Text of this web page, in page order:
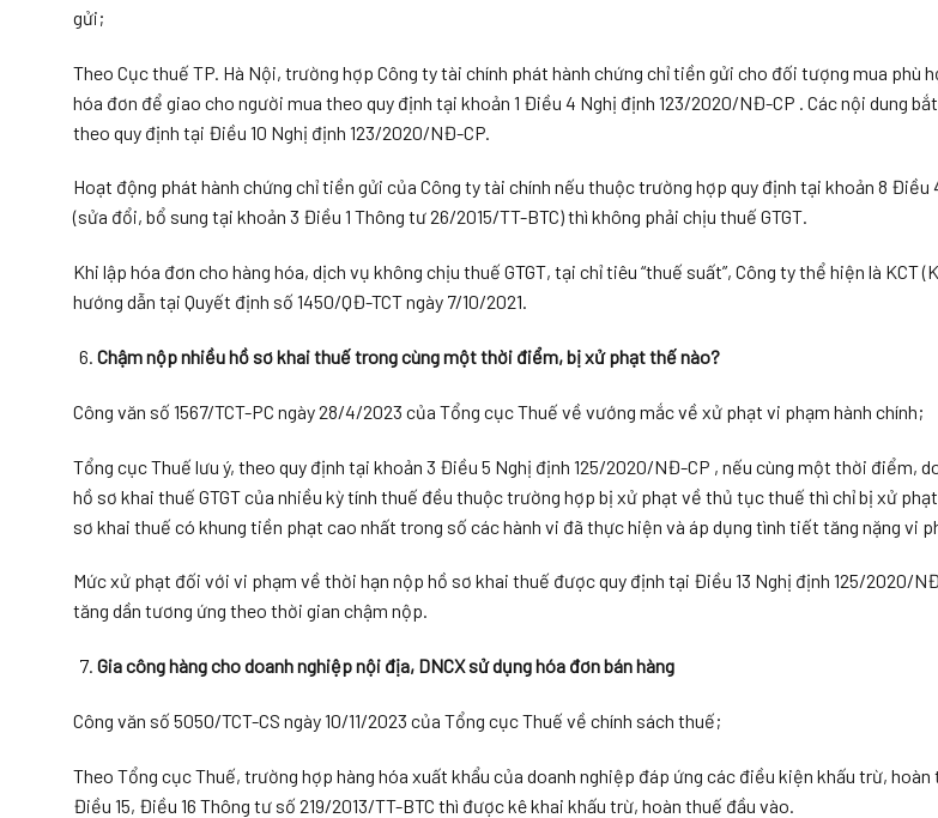
gửi;
Theo Cục thuế TP. Hà Nội, trường hợp Công ty tài chính phát hành chứng chỉ tiền gửi cho đối tượng mua phù
hóa đơn để giao cho người mua theo quy định tại khoản 1 Điều 4 Nghị định 123/2020/NĐ-CP . Các nội dung
theo quy định tại Điều 10 Nghị định 123/2020/NĐ-CP.
Hoạt động phát hành chứng chỉ tiền gửi của Công ty tài chính nếu thuộc trường hợp quy định tại khoản 8 Điều
(sửa đổi, bổ sung tại khoản 3 Điều 1 Thông tư 26/2015/TT-BTC) thì không phải chịu thuế GTGT.
Khi lập hóa đơn cho hàng hóa, dịch vụ không chịu thuế GTGT, tại chỉ tiêu “thuế suất”, Công ty thể hiện là KCT
hướng dẫn tại Quyết định số 1450/QĐ-TCT ngày 7/10/2021.
Chậm nộp nhiều hồ sơ khai thuế trong cùng một thời điểm, bị xử phạt thế nào?
Công văn số 1567/TCT-PC ngày 28/4/2023 của Tổng cục Thuế về vướng mắc về xử phạt vi phạm hành chính;
Tổng cục Thuế lưu ý, theo quy định tại khoản 3 Điều 5 Nghị định 125/2020/NĐ-CP , nếu cùng một thời điểm,
hồ sơ khai thuế GTGT của nhiều kỳ tính thuế đều thuộc trường hợp bị xử phạt về thủ tục thuế thì chỉ bị xử
sơ khai thuế có khung tiền phạt cao nhất trong số các hành vi đã thực hiện và áp dụng tình tiết tăng nặng vi
Mức xử phạt đối với vi phạm về thời hạn nộp hồ sơ khai thuế được quy định tại Điều 13 Nghị định 125/2020/
tăng dần tương ứng theo thời gian chậm nộp.
Gia công hàng cho doanh nghiệp nội địa, DNCX sử dụng hóa đơn bán hàng
Công văn số 5050/TCT-CS ngày 10/11/2023 của Tổng cục Thuế về chính sách thuế;
Theo Tổng cục Thuế, trường hợp hàng hóa xuất khẩu của doanh nghiệp đáp ứng các điều kiện khấu trừ, hoàn
Điều 15, Điều 16 Thông tư số 219/2013/TT-BTC thì được kê khai khấu trừ, hoàn thuế đầu vào.